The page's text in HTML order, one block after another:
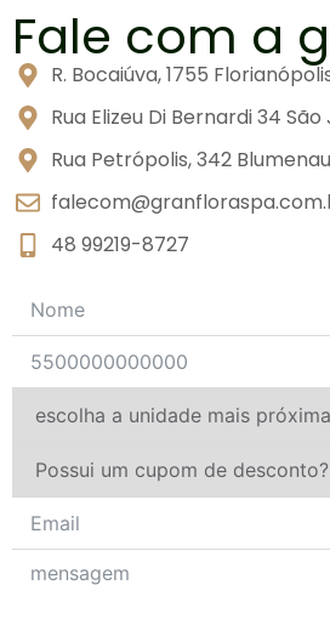
Fale com a
R. Bocaiúva, 1755
Rua Elizeu Di Bernardi 34 São
Rua Petrópolis, 342 Blumenau
48 99219-8727